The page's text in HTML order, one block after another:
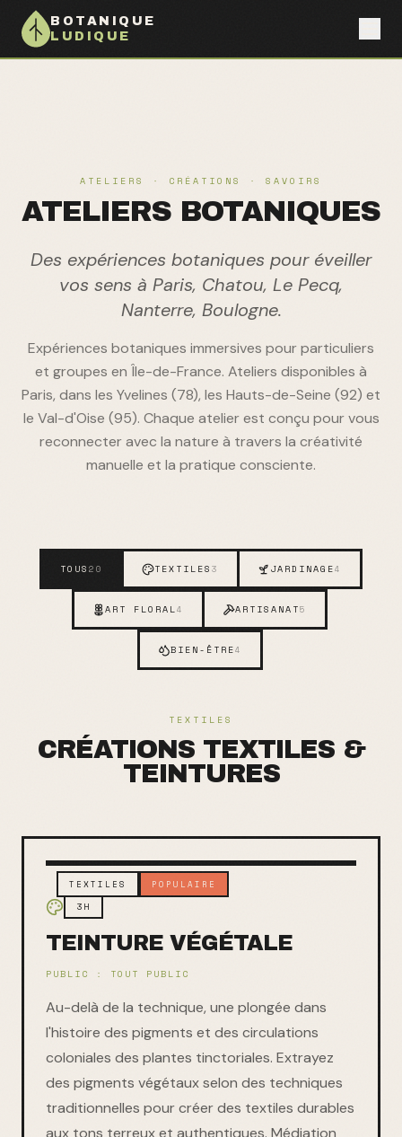
BOTANIQUE
LUDIQUE
ATELIERS · CRÉATIONS · SAVOIRS
ATELIERS BOTANIQUES
Des expériences botaniques pour éveiller
vos sens à Paris, Chatou, Le Pecq,
Nanterre, Boulogne.
Expériences botaniques immersives pour particuliers
et groupes en Île-de-France. Ateliers disponibles à
Paris, dans les Yvelines (78), les Hauts-de-Seine (92) et
le Val-d'Oise (95). Chaque atelier est conçu pour vous
reconnecter avec la nature à travers la créativité
manuelle et la pratique consciente.
TOUS 20 TEXTILES 3 JARDINAGE4
ART FLORAL4 ARTISANAT5
BIEN-ÊTRE4
TEXTILES
CRÉATIONS TEXTILES &
TEINTURES
TEXTILES POPULAIRE
3H
TEINTURE VÉGÉTALE
PUBLIC : TOUT PUBLIC
Au-delà de la technique, une plongée dans
l'histoire des pigments et des circulations
coloniales des plantes tinctoriales. Extrayez
des pigments végétaux selon des techniques
traditionnelles pour créer des textiles durables
aux tons terreux et authentiques. Médiation